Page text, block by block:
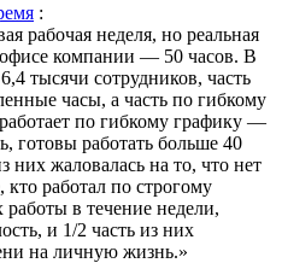
:
рабочая неделя, но реальная
компании — 50 часов. В
тысячи сотрудников, часть
часы, а часть по гибкому
по гибкому графику —
готовы работать больше 40
них жаловалась на то, что нет
работал по строгому
в течение недели,
и 1/2 часть из них
на личную жизнь.»